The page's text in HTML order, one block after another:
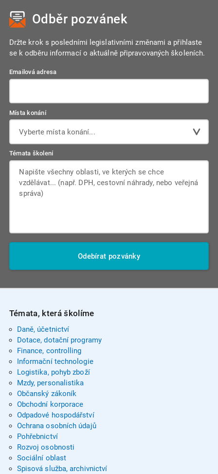
doplňující informace v příloze k účetní závěrce nebo zvolit
jiný přístup, který věrnost zajistí.
úhradě. Tento princip zajišťuje, že účetnictví odráží skutečný
ekonomický stav firmy, nikoliv pouze pohyby peněz.
Odběr pozvánek
Držte krok s posledními legislativními změnami a přihlaste
se k odběru informací o aktuálně připravovaných školeních.
Emailová adresa
Místa konání
Vyberte místa konání...
Témata školení
Odebírat pozvánky
Témata, která školíme
Daně, účetnictví
Dotace, dotační programy
Finance, controlling
Informační technologie
Logistika, pohyb zboží
Mzdy, personalistika
Občanský zákoník
Obchodní korporace
Odpadové hospodářství
Ochrana osobních údajů
Pohřebnictví
Rozvoj osobnosti
Sociální oblast
Spisová služba, archivnictví